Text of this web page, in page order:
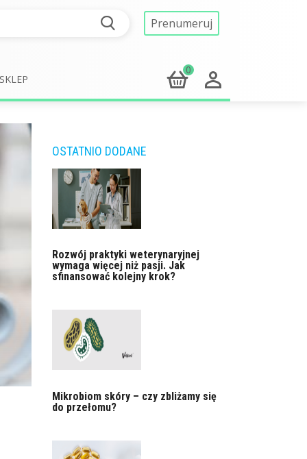
Prenumeruj
SKLEP
0
OSTATNIO DODANE
Rozwój praktyki weterynaryjnej
wymaga więcej niż pasji. Jak
sfinansować kolejny krok?
Mikrobiom skóry – czy zbliżamy się
do przełomu?